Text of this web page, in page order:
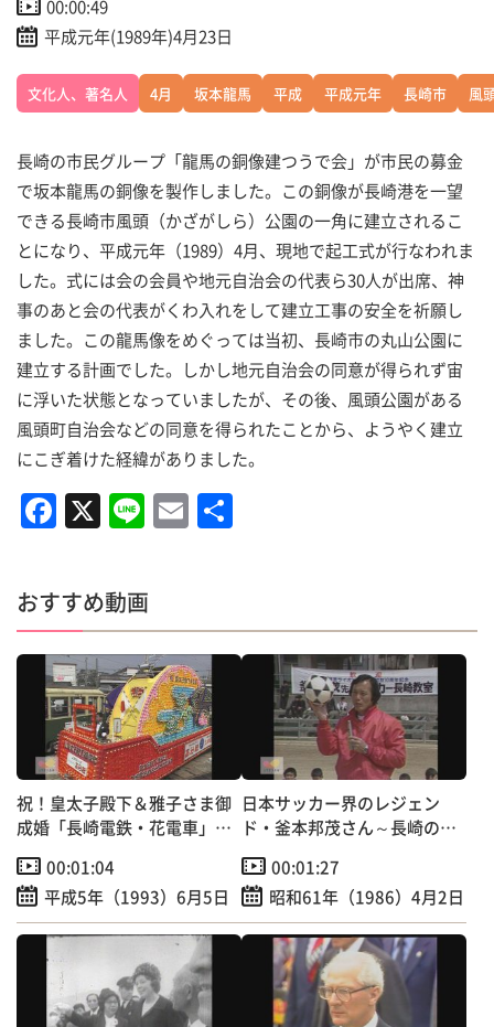
00:00:49
平成元年(1989年)4月23日
文化人、著名人 4月 坂本龍馬 平成 平成元年 長崎市 風
長崎の市民グループ「龍馬の銅像建つうで会」が市民の募金
で坂本龍馬の銅像を製作しました。この銅像が長崎港を一望
できる長崎市風頭（かざがしら）公園の一角に建立されるこ
とになり、平成元年（1989）4月、現地で起工式が行なわれま
した。式には会の会員や地元自治会の代表ら30人が出席、神
事のあと会の代表がくわ入れをして建立工事の安全を祈願し
ました。この龍馬像をめぐっては当初、長崎市の丸山公園に
建立する計画でした。しかし地元自治会の同意が得られず宙
に浮いた状態となっていましたが、その後、風頭公園がある
風頭町自治会などの同意を得られたことから、ようやく建立
にこぎ着けた経緯がありました。
F
a
c
e
b
o
o
k
X Li
n
e
E
m
l
おすすめ動画
祝！皇太子殿下＆雅子さま御
成婚「長崎電鉄・花電車」走
00:01:04
平成5年（1993）6月5日
日本サッカー界のレジェン
ド・釜本邦茂さん～長崎の子
00:01:27
昭和61年（1986）4月2日